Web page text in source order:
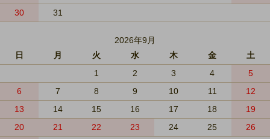
30
31
2026年9月
日
月 火 水 木 金
土
1
2 3 4
5
6
7 8 9 10 11
12
13
14 15 16 17 18
19
20
21 22 23 24 25
26